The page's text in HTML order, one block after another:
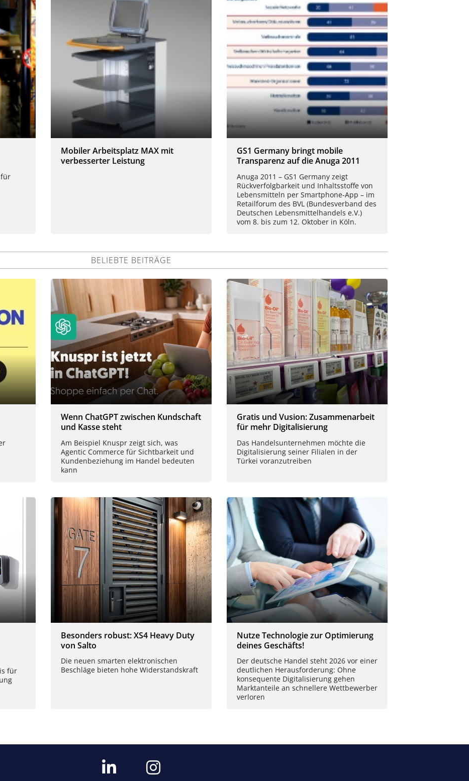
für
Mobiler Arbeitsplatz MAX mit
verbesserter Leistung
GS1 Germany bringt mobile
Transparenz auf die Anuga 2011
Anuga 2011 – GS1 Germany zeigt
Rückverfolgbarkeit und Inhaltsstoffe von
Lebensmitteln per Smartphone-App – im
Retailforum des BVL (Bundesverband des
Deutschen Lebensmittelhandels e.V.)
vom 8. bis zum 12. Oktober in Köln.
BELIEBTE BEITRÄGE
Wenn ChatGPT zwischen Kundschaft
und Kasse steht
Am Beispiel Knuspr zeigt sich, was
Agentic Commerce für Sichtbarkeit und
Kundenbeziehung im Handel bedeuten
kann
Gratis und Vusion: Zusammenarbeit
für mehr Digitalisierung
Das Handelsunternehmen möchte die
Digitalisierung seiner Filialen in der
Türkei voranzutreiben
für
Besonders robust: XS4 Heavy Duty
von Salto
Die neuen smarten elektronischen
Beschläge bieten hohe Widerstandskraft
Nutze Technologie zur Optimierung
deines Geschäfts!
Der deutsche Handel steht 2026 vor einer
deutlichen Herausforderung: Ohne
konsequente Digitalisierung gehen
Marktanteile an schnellere Wettbewerber
verloren